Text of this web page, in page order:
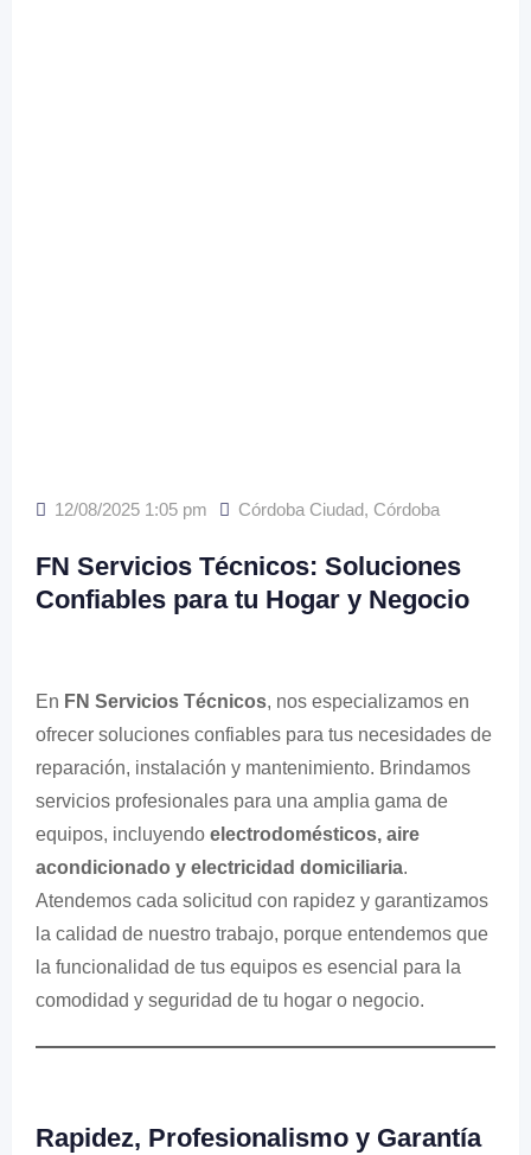
12/08/2025 1:05 pm Córdoba Ciudad, Córdoba
FN Servicios Técnicos: Soluciones
Confiables para tu Hogar y Negocio
En FN Servicios Técnicos, nos especializamos en
ofrecer soluciones confiables para tus necesidades de
reparación, instalación y mantenimiento. Brindamos
servicios profesionales para una amplia gama de
equipos, incluyendo electrodomésticos, aire
acondicionado y electricidad domiciliaria.
Atendemos cada solicitud con rapidez y garantizamos
la calidad de nuestro trabajo, porque entendemos que
la funcionalidad de tus equipos es esencial para la
comodidad y seguridad de tu hogar o negocio.
Rapidez, Profesionalismo y Garantía